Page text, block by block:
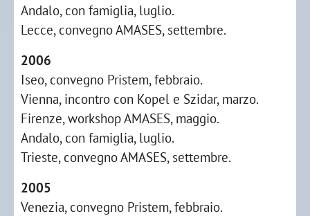
Andalo, con famiglia, luglio.
Lecce, convegno AMASES, settembre.
2006
Iseo, convegno Pristem, febbraio.
Vienna, incontro con Kopel e Szidar, marzo.
Firenze, workshop AMASES, maggio.
Andalo, con famiglia, luglio.
Trieste, convegno AMASES, settembre.
2005
Venezia, convegno Pristem, febbraio.